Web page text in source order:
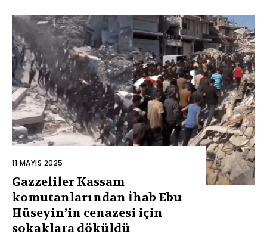
11 MAYIS 2025
Gazzeliler Kassam
komutanlarından İhab Ebu
Hüseyin’in cenazesi için
sokaklara döküldü